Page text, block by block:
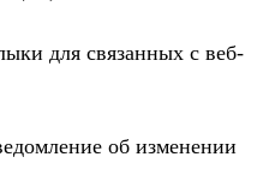
для связанных с веб-
об изменении